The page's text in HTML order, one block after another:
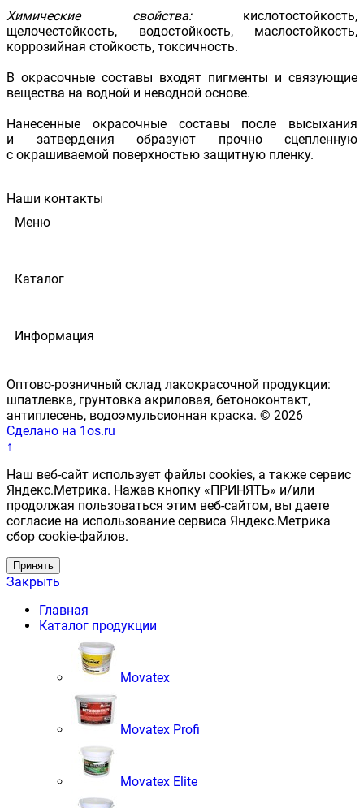
Химические свойства:кислотостойкость,
щелочестойкость, водостойкость, маслостойкость,
коррозийная стойкость, токсичность.
В окрасочные составы входят пигменты и связующие
вещества на водной и неводной основе.
Нанесенные окрасочные составы после высыхания
и затвердения образуют прочно сцепленную
с окрашиваемой поверхностью защитную пленку.
Наши контакты
Меню
Каталог
Информация
Оптово-розничный склад лакокрасочной продукции:
шпатлевка, грунтовка акриловая, бетоноконтакт,
антиплесень, водоэмульсионная краска. © 2026
Сделано на 1os.ru
↑
Наш веб-сайт использует файлы cookies, а также сервис
Яндекс.Метрика. Нажав кнопку «ПРИНЯТЬ» и/или
продолжая пользоваться этим веб-сайтом, вы даете
согласие на использование сервиса Яндекс.Метрика
сбор cookie-файлов.
Принять
Закрыть
Главная
Каталог продукции
Movatex
Movatex Profi
Movatex Elite